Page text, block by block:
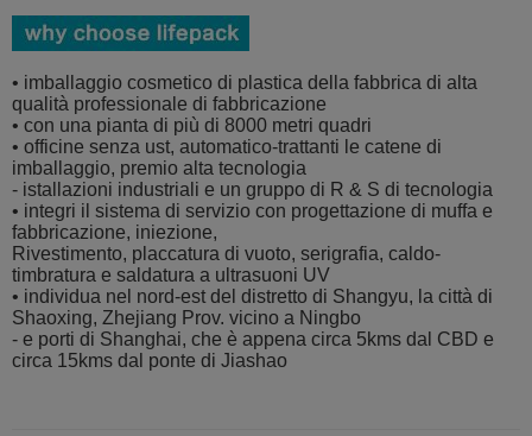
• imballaggio cosmetico di plastica della fabbrica di alta
qualità professionale di fabbricazione
• con una pianta di più di 8000 metri quadri
• officine senza ust, automatico-trattanti le catene di
imballaggio, premio alta tecnologia
- istallazioni industriali e un gruppo di R & S di tecnologia
• integri il sistema di servizio con progettazione di muffa e
fabbricazione, iniezione,
Rivestimento, placcatura di vuoto, serigrafia, caldo-
timbratura e saldatura a ultrasuoni UV
• individua nel nord-est del distretto di Shangyu, la città di
Shaoxing, Zhejiang Prov. vicino a Ningbo
- e porti di Shanghai, che è appena circa 5kms dal CBD e
circa 15kms dal ponte di Jiashao